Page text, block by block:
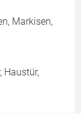
Markisen,
Haustür,